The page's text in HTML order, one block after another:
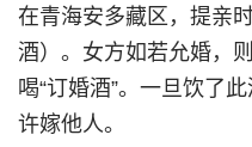
在青海安多藏区，提亲
酒）。女方如若允婚，
喝“订婚酒”。一旦饮了
许嫁他人。